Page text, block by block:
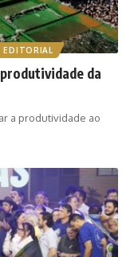
EDITORIAL
da
a produtividade ao